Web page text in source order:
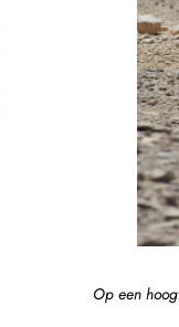
Op een